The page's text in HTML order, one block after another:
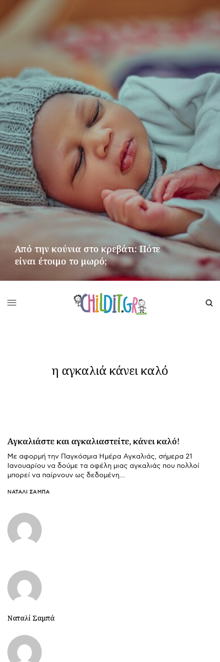
Από την κούνια στο κρεβάτι: Πότε
είναι έτοιμο το μωρό;
η αγκαλιά κάνει καλό
Αγκαλιάστε και αγκαλιαστείτε, κάνει καλό!
Με αφορμή την Παγκόσμια Ημέρα Αγκαλιάς, σήμερα 21
Ιανουαρίου να δούμε τα οφέλη μιας αγκαλιάς που πολλοί
μπορεί να παίρνουν ως δεδομένη…
ΝΑΤΑΛΊ ΣΑΜΠΆ
Ναταλί Σαμπά